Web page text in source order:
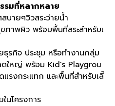
รมที่หลากหลาย
บายๆวิวสระว่ายน้ำ
ภาพผิว พร้อมพื้นที่สระสำหรับเ
รกิจ ประชุม หรือทำงานกลุ่ม
ใหญ่ พร้อม Kid's Playgrou
รงกระแทก และพื้นที่สำหรับเลี้
นโครงการ